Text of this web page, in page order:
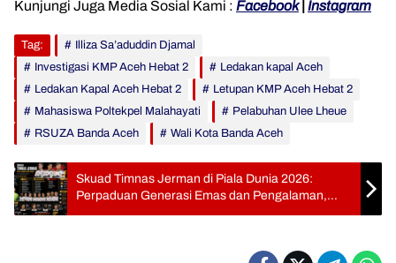
Kunjungi Juga Media Sosial Kami : Facebook| Instagram
Tag:
Illiza Sa’aduddin Djamal
Investigasi KMP Aceh Hebat 2
Ledakan kapal Aceh
Ledakan Kapal Aceh Hebat 2
Letupan KMP Aceh Hebat 2
Mahasiswa Poltekpel Malahayati
Pelabuhan Ulee Lheue
RSUZA Banda Aceh
Wali Kota Banda Aceh
Skuad Timnas Jerman di Piala Dunia 2026:
Perpaduan Generasi Emas dan Pengalaman,